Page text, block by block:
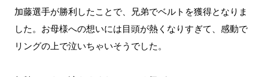
加藤選手が勝利したことで、兄弟でベルトを獲得となりま
した。お母様への想いには目頭が熱くなりすぎて、感動で
リングの上で泣いちゃいそうでした。